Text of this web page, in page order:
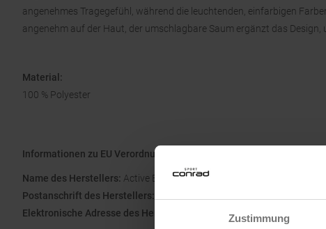
Zustimmung
angenehmes Tragegefühl, während die leuchtenden, einfarbigen
angenehm auf der Haut, der umschlagbare Saum ergänzt das
Material:
100 % Polyester
Informationen zu EU Verordnung GPSR
Name des Herstellers: Active Brands AS
Postanschrift des Herstellers:
Elektronische Adresse des Herstellers: